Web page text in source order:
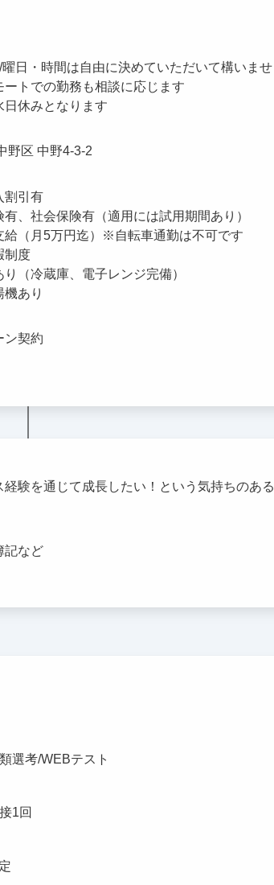
日・時間は自由に決めていただいて構いませ
ートでの勤務も相談に応じます
休みとなります
野区 中野4-3-2
割引有
有、社会保険有（適用には試用期間あり）
給（月5万円迄）※自転車通勤は不可です
制度
り（冷蔵庫、電子レンジ完備）
機あり
ン契約
経験を通じて成長したい！という気持ちのある
記など
選考/WEBテスト
1回